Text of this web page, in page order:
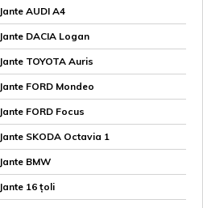
Jante AUDI A4
Jante DACIA Logan
Jante TOYOTA Auris
Jante FORD Mondeo
Jante FORD Focus
Jante SKODA Octavia 1
Jante BMW
Jante 16 țoli